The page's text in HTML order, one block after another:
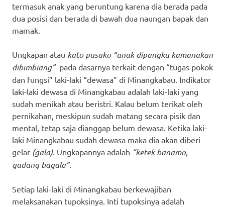
termasuk anak yang beruntung karena dia berada pada
dua posisi dan berada di bawah dua naungan bapak dan
mamak.
Ungkapan atau kato pusako “anak dipangku kamanakan
dibimbiang” pada dasarnya terkait dengan “tugas pokok
dan fungsi” laki-laki “dewasa” di Minangkabau. Indikator
laki-laki dewasa di Minangkabau adalah laki-laki yang
sudah menikah atau beristri. Kalau belum terikat oleh
pernikahan, meskipun sudah matang secara pisik dan
mental, tetap saja dianggap belum dewasa. Ketika laki-
laki Minangkabau sudah dewasa maka dia akan diberi
gelar (gala). Ungkapannya adalah “ketek banamo,
gadang bagala”.
Setiap laki-laki di Minangkabau berkewajiban
melaksanakan tupoksinya. Inti tupoksinya adalah